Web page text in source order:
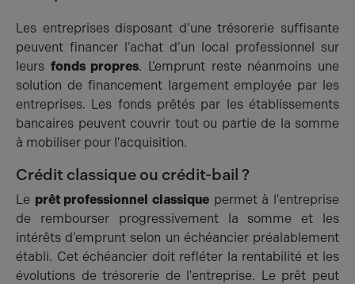
Les entreprises disposant d’une trésorerie suffisante
peuvent financer l’achat d’un local professionnel sur
leurs fonds propres. L’emprunt reste néanmoins une
solution de financement largement employée par les
entreprises. Les fonds prêtés par les établissements
bancaires peuvent couvrir tout ou partie de la somme
à mobiliser pour l'acquisition.
Crédit classique ou crédit-bail ?
Le prêt professionnel classique permet à l'entreprise
de rembourser progressivement la somme et les
intérêts d'emprunt selon un échéancier préalablement
établi. Cet échéancier doit refléter la rentabilité et les
évolutions de trésorerie de l'entreprise. Le prêt peut